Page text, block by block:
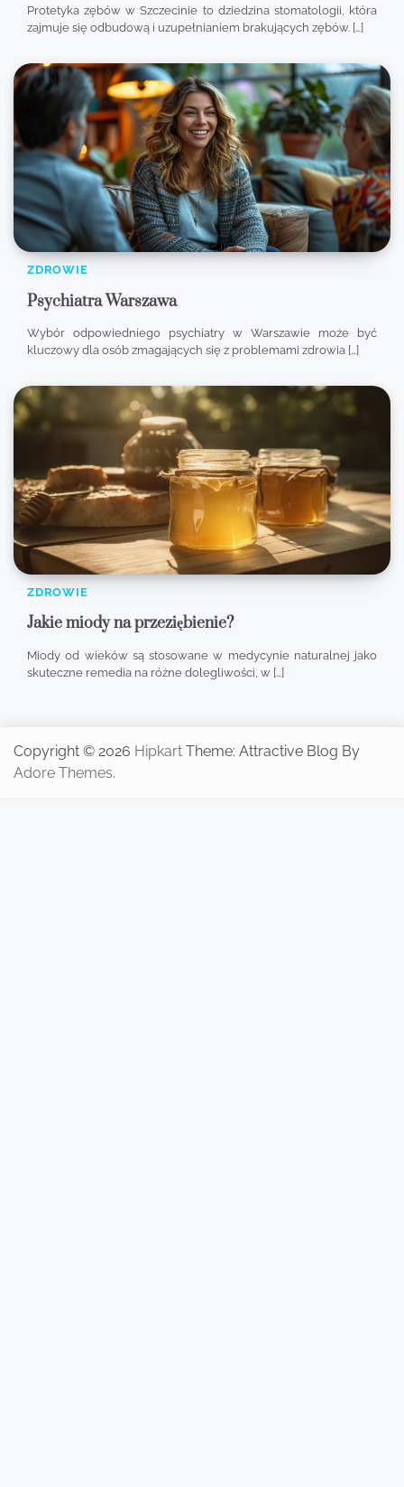
Protetyka zębów w Szczecinie to dziedzina stomatologii, która
zajmuje się odbudową i uzupełnianiem brakujących zębów. […]
ZDROWIE
Psychiatra Warszawa
Wybór odpowiedniego psychiatry w Warszawie może być
kluczowy dla osób zmagających się z problemami zdrowia […]
ZDROWIE
Jakie miody na przeziębienie?
Miody od wieków są stosowane w medycynie naturalnej jako
skuteczne remedia na różne dolegliwości, w […]
Copyright © 2026 Hipkart Theme: Attractive Blog By
Adore Themes.